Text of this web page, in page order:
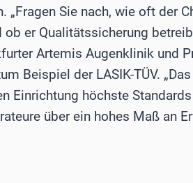
„Fragen Sie nach, wie oft der
er Qualitätssicherung
Artemis Augenklinik und
Beispiel der LASIK-TÜV.
Einrichtung höchste
über ein hohes Maß an